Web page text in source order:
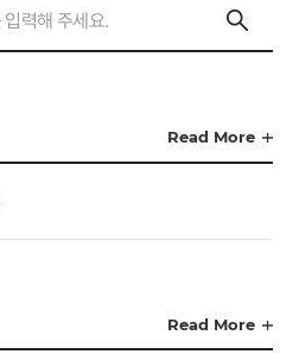
Read More
Read More